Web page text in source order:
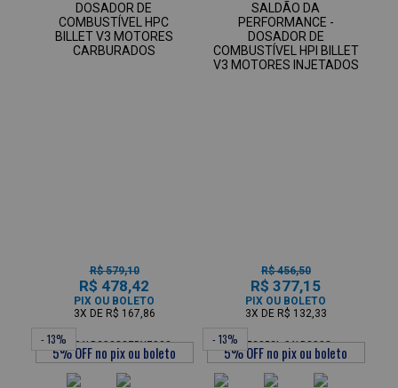
DOSADOR DE
COMBUSTÍVEL HPC
BILLET V3 MOTORES
CARBURADOS
R$ 579,10
R$ 478,42
PIX OU BOLETO
3X DE R$ 167,86
SALDÃO DA
PERFORMANCE -
DOSADOR DE
COMBUSTÍVEL HPI BILLET
V3 MOTORES INJETADOS
R$ 456,50
R$ 377,15
PIX OU BOLETO
3X DE R$ 132,33
- 13% - 13%